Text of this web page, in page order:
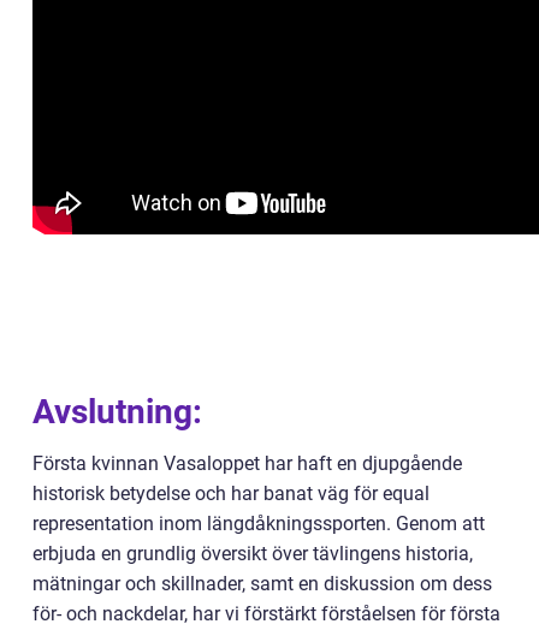
Avslutning:
Första kvinnan Vasaloppet har haft en djupgående
historisk betydelse och har banat väg för equal
representation inom längdåkningssporten. Genom att
erbjuda en grundlig översikt över tävlingens historia,
mätningar och skillnader, samt en diskussion om dess
för- och nackdelar, har vi förstärkt förståelsen för första